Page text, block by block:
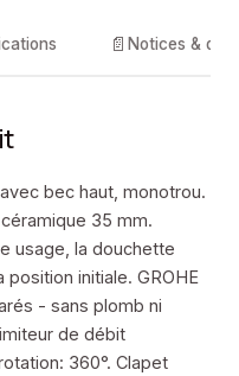
📄 Notices &
bec haut, monotrou.
35 mm.
usage, la douchette
initiale. GROHE
- sans plomb ni
de débit
360°. Clapet